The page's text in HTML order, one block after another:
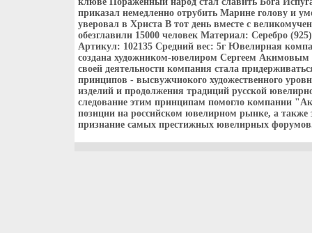
приказал немедленно отрубить Марине голову и
уверовал в Христа В тот день вместе с
обезглавили 15000 человек Материал: Серебро
Артикул: 102135 Средний вес: 5г Ювелирная
создана художником-ювелиром Сергеем Акимовым
своей деятельности компания стала
принципов - высвужчиокого художественного
изделий и продолжения традиций русской
следование этим принципам помогло компании
позиции на российском ювелирном рынке, а также
признание самых престижных ювелирных